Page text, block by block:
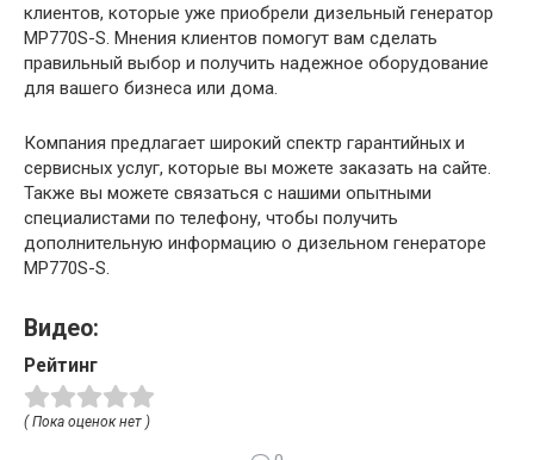
клиентов, которые уже приобрели дизельный генератор
MP770S-S. Мнения клиентов помогут вам сделать
правильный выбор и получить надежное оборудование
для вашего бизнеса или дома.
Компания предлагает широкий спектр гарантийных и
сервисных услуг, которые вы можете заказать на сайте.
Также вы можете связаться с нашими опытными
специалистами по телефону, чтобы получить
дополнительную информацию о дизельном генераторе
MP770S-S.
Видео:
Рейтинг
( Пока оценок нет )